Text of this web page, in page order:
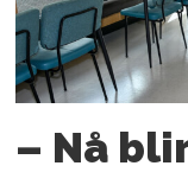
– Nå